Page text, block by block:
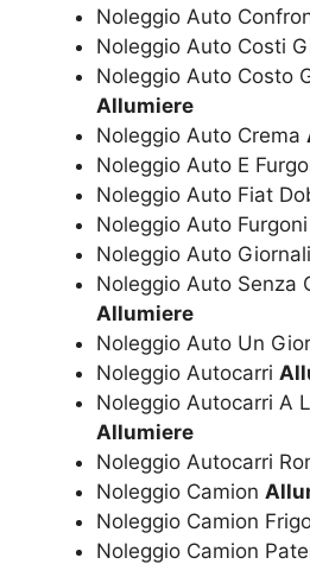
Noleggio Auto
Noleggio Auto Costi
Noleggio Auto Costo
Allumiere
Noleggio Auto Crema
Noleggio Auto E
Noleggio Auto Fiat
Noleggio Auto Furgoni
Noleggio Auto
Noleggio Auto Senza
Allumiere
Noleggio Auto Un
Noleggio Autocarri
Noleggio Autocarri A
Allumiere
Noleggio Autocarri
Noleggio Camion
Noleggio Camion
Noleggio Camion